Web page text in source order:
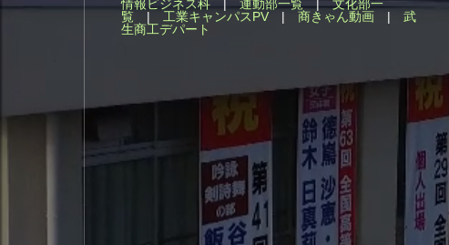
情報ビジネス科 |運動部一覧|文化部一
覧 | 工業キャンパスPV | 商きゃん動画 | 武
生商工デパート